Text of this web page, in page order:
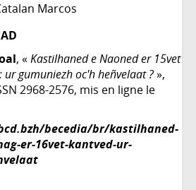
Marcos
, «Kastilhaned e Naoned er 15vet
ur gumuniezh oc'h heñvelaat ?»,
2968-2576, mis en ligne le
becedia/br/kastilhaned-
er-16vet-kantved-ur-